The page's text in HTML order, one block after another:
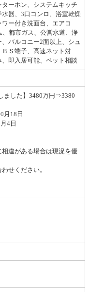
ーホン、システムキッチ
器、3口コンロ、浴室乾燥
ー付き洗面台、エアコ
、都市ガス、公営水道、浄
バルコニー2面以上、シュ
Ｓ端子、高速ネット対
即入居可能、ペット相談
ました】3480万円⇒3380
18日
4日
違がある場合は現況を優
せください。